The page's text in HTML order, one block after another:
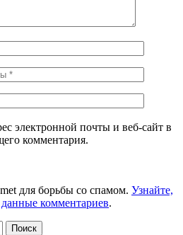
электронной почты и веб-сайт в
комментария.
для борьбы со спамом. Узнайте,
комментариев.